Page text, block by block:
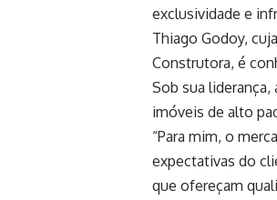
exclusividade e
Thiago Godoy,
Construtora, é
Sob sua
imóveis de alto
“Para mim, o
expectativas do
que ofereçam